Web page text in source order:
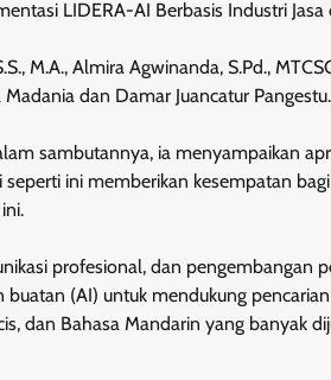
LIDERA-AI Berbasis Industri Jasa
M.A., Almira Agwinanda, S.Pd.,
dan Damar Juancatur Pangestu.
sambutannya, ia menyampaikan
ini memberikan kesempatan
profesional, dan pengembangan
(AI) untuk mendukung
dan Bahasa Mandarin yang banyak